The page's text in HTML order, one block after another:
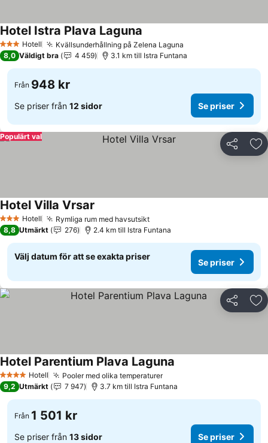
3 StjärnorHotell Kvällsunderhållning på Zelena Laguna
Hotel Istra Plava Laguna
8,0 Väldigt bra 4 459 3.1 km till Istra Funtana
Från 948 kr
Se priser från 12 sidor Se priser
Dela
Populärt val
3 StjärnorHotell Rymliga rum med havsutsiktSe priser
Hotel Villa Vrsar
8,8 Utmärkt 276 2.4 km till Istra Funtana
Välj datum för att se exakta priser
Se priser
Dela
4 StjärnorHotell Pooler med olika temperaturerSe priser
Hotel Parentium Plava Laguna
9,2 Utmärkt 7 947 3.7 km till Istra Funtana
Från 1 501 kr
Se priser från 13 sidor Se priser